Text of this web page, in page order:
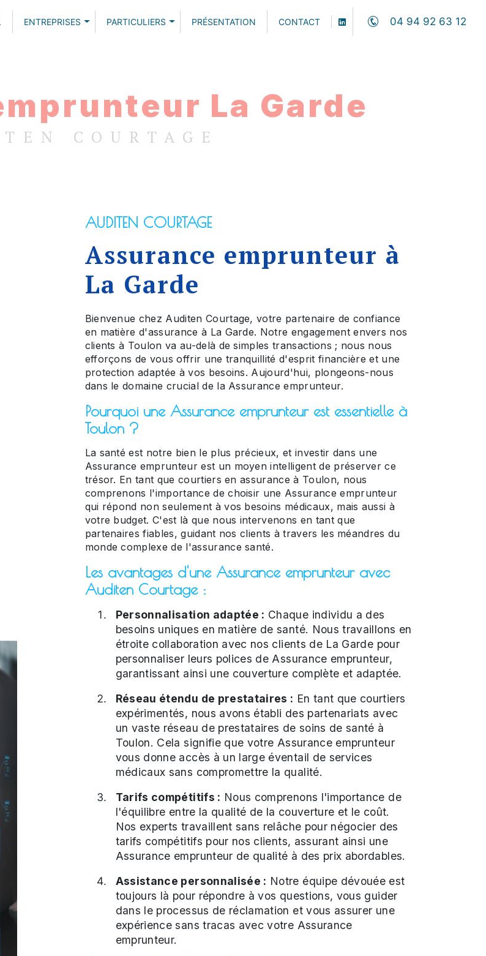
ENTREPRISES PARTICULIERS PRÉSENTATION CONTACT 04 94 92 63 12
La Garde
COURTAGE
AUDITEN COURTAGE
Assurance emprunteur à
La Garde
Bienvenue chez Auditen Courtage, votre partenaire de confiance
en matière d'assurance à La Garde. Notre engagement envers nos
clients à Toulon va au-delà de simples transactions ; nous nous
efforçons de vous offrir une tranquillité d'esprit financière et une
protection adaptée à vos besoins. Aujourd'hui, plongeons-nous
dans le domaine crucial de la Assurance emprunteur.
Pourquoi une Assurance emprunteur est essentielle à
Toulon ?
La santé est notre bien le plus précieux, et investir dans une
Assurance emprunteur est un moyen intelligent de préserver ce
trésor. En tant que courtiers en assurance à Toulon, nous
comprenons l'importance de choisir une Assurance emprunteur
qui répond non seulement à vos besoins médicaux, mais aussi à
votre budget. C'est là que nous intervenons en tant que
partenaires fiables, guidant nos clients à travers les méandres du
monde complexe de l'assurance santé.
Les avantages d'une Assurance emprunteur avec
Auditen Courtage :
Personnalisation adaptée : Chaque individu a des
besoins uniques en matière de santé. Nous travaillons en
étroite collaboration avec nos clients de La Garde pour
personnaliser leurs polices de Assurance emprunteur,
garantissant ainsi une couverture complète et adaptée.
Réseau étendu de prestataires : En tant que courtiers
expérimentés, nous avons établi des partenariats avec
un vaste réseau de prestataires de soins de santé à
Toulon. Cela signifie que votre Assurance emprunteur
vous donne accès à un large éventail de services
médicaux sans compromettre la qualité.
Tarifs compétitifs : Nous comprenons l'importance de
l'équilibre entre la qualité de la couverture et le coût.
Nos experts travaillent sans relâche pour négocier des
tarifs compétitifs pour nos clients, assurant ainsi une
Assurance emprunteur de qualité à des prix abordables.
Assistance personnalisée : Notre équipe dévouée est
toujours là pour répondre à vos questions, vous guider
dans le processus de réclamation et vous assurer une
expérience sans tracas avec votre Assurance
emprunteur.